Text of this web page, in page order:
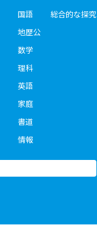
国語
地歴公
数学
理科
英語
家庭
書道
情報
総合的な探究